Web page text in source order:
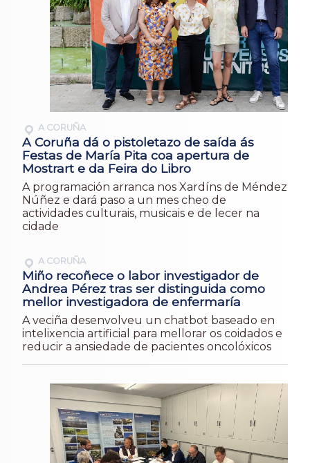
A CORUÑA
A Coruña dá o pistoletazo de saída ás
Festas de María Pita coa apertura de
Mostrart e da Feira do Libro
A programación arranca nos Xardíns de Méndez
Núñez e dará paso a un mes cheo de
actividades culturais, musicais e de lecer na
cidade
A CORUÑA
Miño recoñece o labor investigador de
Andrea Pérez tras ser distinguida como
mellor investigadora de enfermaría
A veciña desenvolveu un chatbot baseado en
intelixencia artificial para mellorar os coidados e
reducir a ansiedade de pacientes oncolóxicos